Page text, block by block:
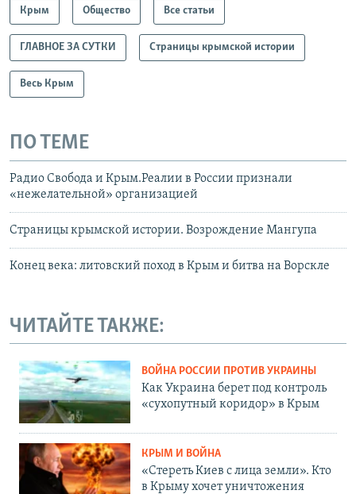
Крым Общество Все статьи
ГЛАВНОЕ ЗА СУТКИ Страницы крымской истории
Весь Крым
ПО ТЕМЕ
Радио Свобода и Крым.Реалии в России признали
«нежелательной» организацией
Страницы крымской истории. Возрождение Мангупа
Конец века: литовский поход в Крым и битва на Ворскле
ЧИТАЙТЕ ТАКЖЕ:
ВОЙНА РОССИИ ПРОТИВ УКРАИНЫ
Как Украина берет под контроль
«сухопутный коридор» в Крым
КРЫМ И ВОЙНА
«Стереть Киев с лица земли». Кто
в Крыму хочет уничтожения